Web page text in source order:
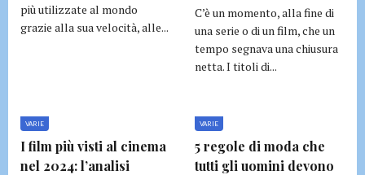
più utilizzate al mondo
grazie alla sua velocità, alle...
C’è un momento, alla fine di
una serie o di un film, che un
tempo segnava una chiusura
netta. I titoli di...
VARIE
I film più visti al cinema
nel 2024: l’analisi
VARIE
5 regole di moda che
tutti gli uomini devono